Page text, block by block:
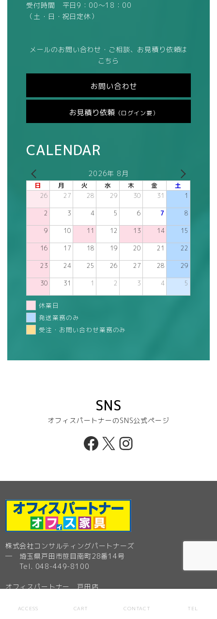
受付時間 平日9：00～18：00
（土・日・祝日定休）
メールのお問い合わせ・ご相談、お見積り依頼は
こちら
お問い合わせ
お見積り依頼 （ログイン要）
CALENDAR
2026年 8月
日 月 火 水 木 金 土
26 27 28 29 30 31 1
2 3 4 5 6 7 8
9 10 11 12 13 14 15
16 17 18 19 20 21 22
23 24 25 26 27 28 29
30 31 1 2 3 4 5
休業日
発送業務のみ
受注・お問い合わせ業務のみ
SNS
オフィスパートナーのSNS公式ページ
Facebook
X Instagram
株式会社コンサルティングパートナーズ
─ 埼玉県戸田市笹目南町28番14号
Tel. 048-449-8100
オフィスパートナー 戸田店
フリーダイヤル0120-356-100
ACCESS CART CONTACT TEL